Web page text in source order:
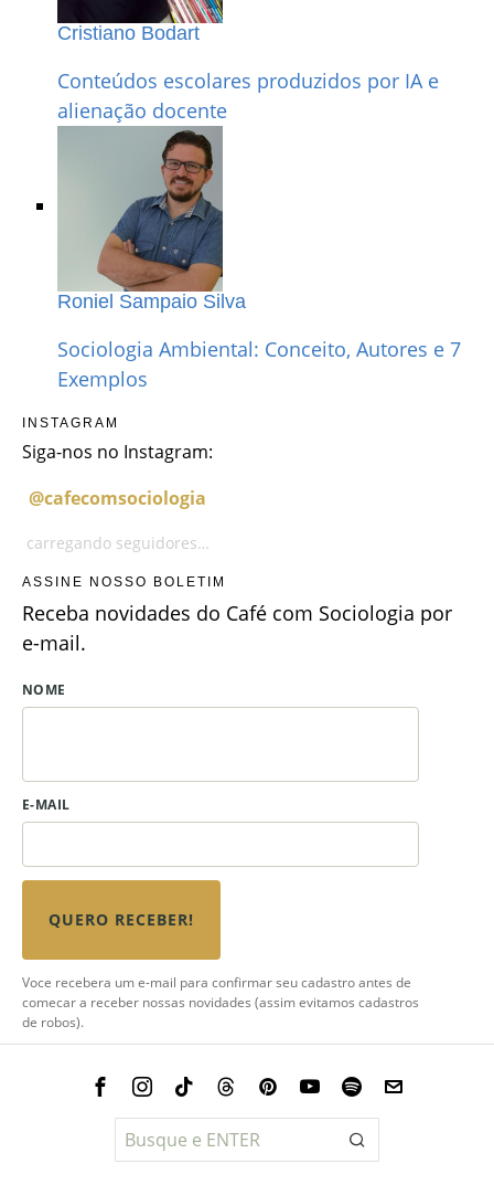
Cristiano Bodart
Conteúdos escolares produzidos por IA e
alienação docente
Roniel Sampaio Silva
Sociologia Ambiental: Conceito, Autores e 7
Exemplos
INSTAGRAM
Siga-nos no Instagram:
@cafecomsociologia
carregando seguidores…
ASSINE NOSSO BOLETIM
Receba novidades do Café com Sociologia por
e-mail.
NOME
E-MAIL
QUERO RECEBER!
Voce recebera um e-mail para confirmar seu cadastro antes de
comecar a receber nossas novidades (assim evitamos cadastros
de robos).